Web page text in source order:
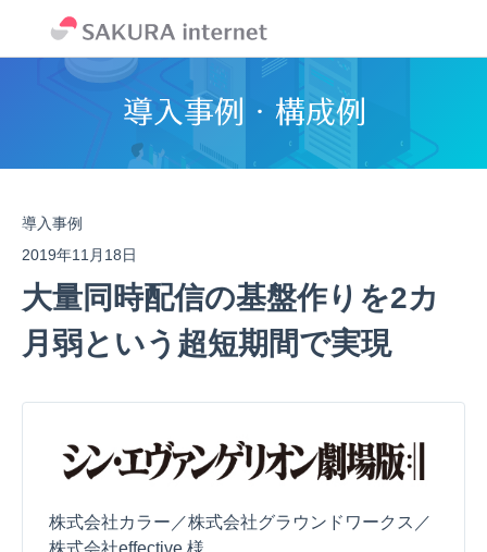
導入事例
2019年11月18日
大量同時配信の基盤作りを2カ
月弱という超短期間で実現
株式会社カラー／株式会社グラウンドワークス／
株式会社effective 様